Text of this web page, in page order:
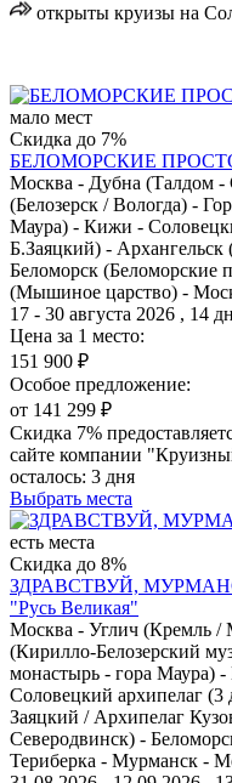
открыты круизы на
мало мест
Скидка до 7%
БЕЛОМОРСКИЕ
Москва - Дубна (Талдом -
(Белозерск / Вологда) -
Маура) - Кижи -
Б.Заяцкий) -
Беломорск
(Мышиное царство) -
17 - 30 августа 2026 , 14
Цена за 1 место:
151 900 ₽
Особое предложение:
от 141 299 ₽
Скидка 7%
сайте компании
осталось: 3 дня
Выбрать места
есть места
Скидка до 8%
ЗДРАВСТВУЙ,
"Русь Великая"
Москва - Углич (Кремль /
(Кирилло-Белозерский
монастырь - гора
Соловецкий архипелаг
Заяцкий / Архипелаг
Северодвинск) -
Териберка - Мурманск -